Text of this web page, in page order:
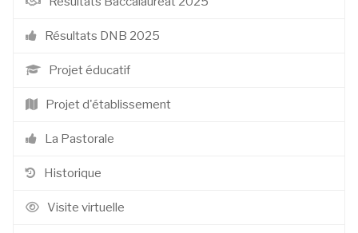
Résultats DNB 2025
Projet éducatif
Projet d'établissement
La Pastorale
Historique
Visite virtuelle